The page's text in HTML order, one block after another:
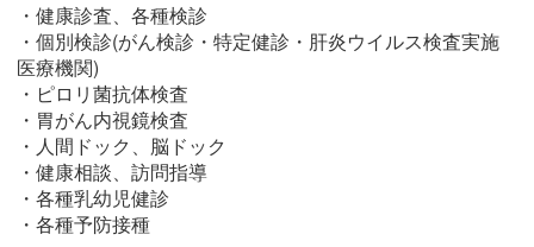
・健康診査、各種検診
・個別検診(がん検診・特定健診・肝炎ウイルス検査実施
医療機関)
・ピロリ菌抗体検査
・胃がん内視鏡検査
・人間ドック、脳ドック
・健康相談、訪問指導
・各種乳幼児健診
・各種予防接種